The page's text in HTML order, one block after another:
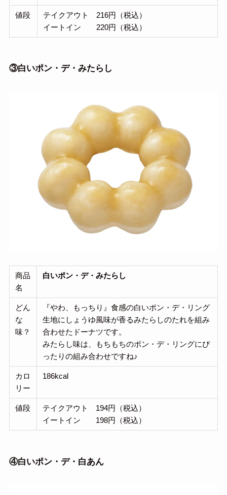
値段
テイクアウト 216円（税込）
イートイン 220円（税込）
③白いポン・デ・みたらし
商品
名
白いポン・デ・みたらし
どん
な
味？
『やわ、もっちり』食感の白いポン・デ・リング
生地にしょうゆ風味が香るみたらしのたれを組み
合わせたドーナツです。
みたらし味は、もちもちのポン・デ・リングにぴ
ったりの組み合わせですね♪
カロ
リー
186kcal
値段
テイクアウト 194円（税込）
イートイン 198円（税込）
④白いポン・デ・白あん